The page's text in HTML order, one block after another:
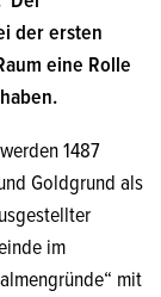
der ersten
eine Rolle
1487
Goldgrund als
im
mit